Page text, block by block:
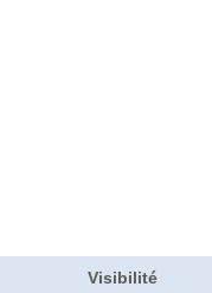
Visibilité